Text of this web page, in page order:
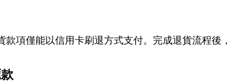
款項僅能以信用卡刷退方式支付。完成退貨流程後